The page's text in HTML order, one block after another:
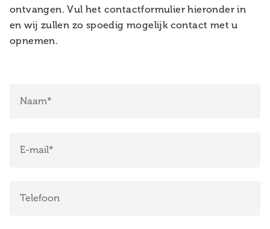
ontvangen. Vul het contactformulier hieronder in
en wij zullen zo spoedig mogelijk contact met u
opnemen.